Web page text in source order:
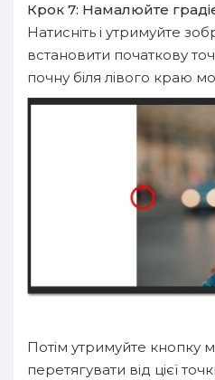
Крок 7: Намалюйте
Натисніть і утримуйте
встановити початкову
почну біля лівого краю
Потім утримуйте кнопку
перетягувати від цієї